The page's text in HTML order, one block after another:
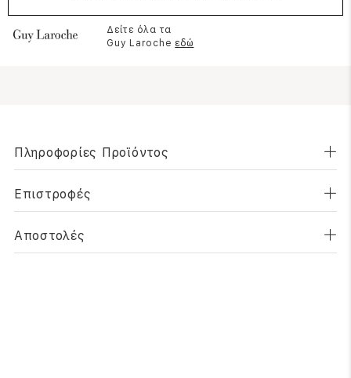
Δείτε όλα τα
Guy Laroche εδώ
Πληροφορίες Προϊόντος
Επιστροφές
Αποστολές